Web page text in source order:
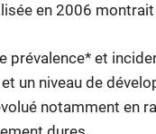
en 2006
prévalence* et
un niveau de
notamment en